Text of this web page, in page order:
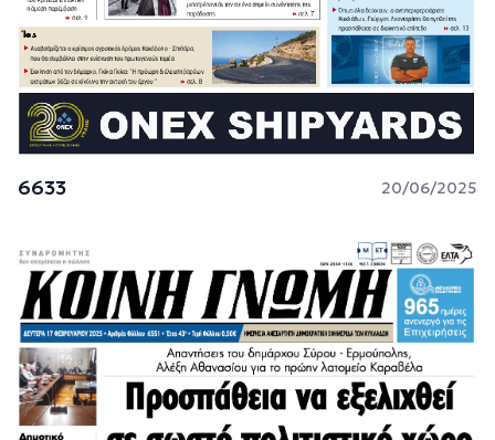
6633 20/06/2025